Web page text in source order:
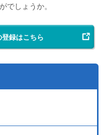
でしょうか。
録はこちら